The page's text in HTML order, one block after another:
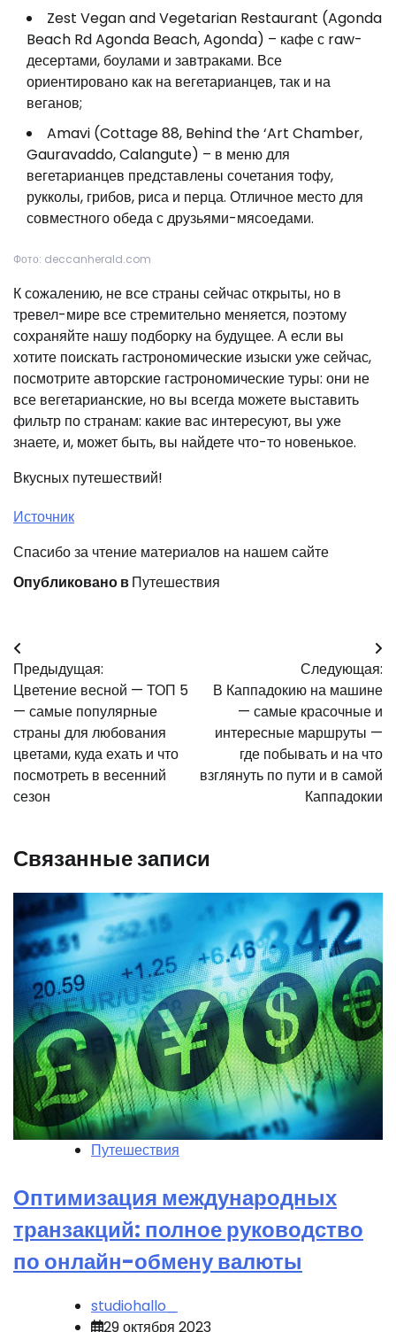
Zest Vegan and Vegetarian Restaurant (Agonda
Beach Rd Agonda Beach, Agonda) – кафе с raw-
десертами, боулами и завтраками. Все
ориентировано как на вегетарианцев, так и на
веганов;
Amavi (Cottage 88, Behind the ‘Art Chamber,
Gauravaddo, Calangute) – в меню для
вегетарианцев представлены сочетания тофу,
рукколы, грибов, риса и перца. Отличное место для
совместного обеда с друзьями-мясоедами.
Фото: deccanherald.com
К сожалению, не все страны сейчас открыты, но в
тревел-мире все стремительно меняется, поэтому
сохраняйте нашу подборку на будущее. А если вы
хотите поискать гастрономические изыски уже сейчас,
посмотрите авторские гастрономические туры: они не
все вегетарианские, но вы всегда можете выставить
фильтр по странам: какие вас интересуют, вы уже
знаете, и, может быть, вы найдете что-то новенькое.
Вкусных путешествий!
Источник
Спасибо за чтение материалов на нашем сайте
Опубликовано вПутешествия
Навигация
по
записям
Предыдущая:
Цветение весной — ТОП 5
— самые популярные
страны для любования
цветами, куда ехать и что
посмотреть в весенний
сезон
Следующая:
В Каппадокию на машине
— самые красочные и
интересные маршруты —
где побывать и на что
взглянуть по пути и в самой
Каппадокии
Связанные записи
Путешествия
Оптимизация международных
транзакций: полное руководство
по онлайн-обмену валюты
studiohallo_
29 октября 2023